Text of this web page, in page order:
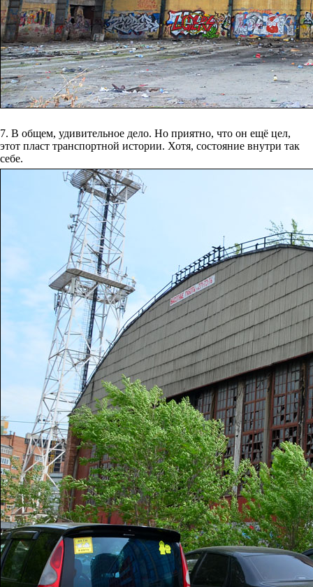
7. В общем, удивительное дело. Но приятно, что он ещё цел,
этот пласт транспортной истории. Хотя, состояние внутри так
себе.